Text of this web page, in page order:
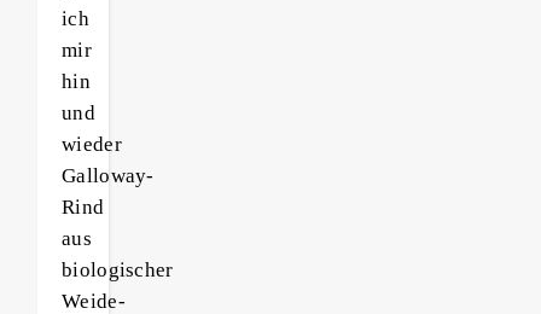
ich
mir
hin
und
wieder
Galloway-
Rind
aus
biologischer
Weide-